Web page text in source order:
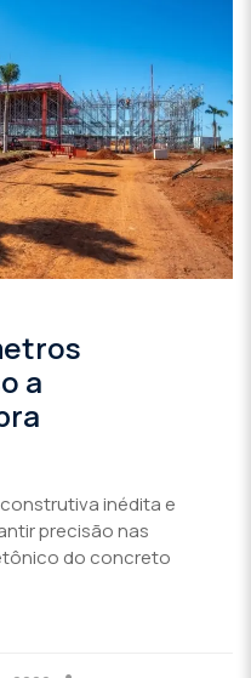
a
inédita e
precisão nas
do concreto